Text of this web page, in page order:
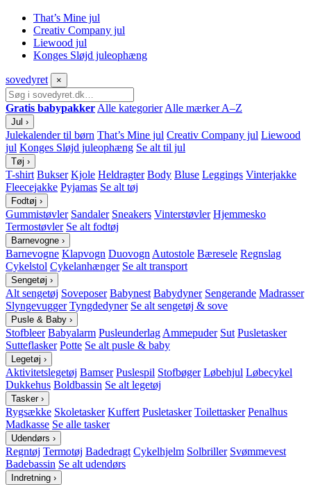
That’s Mine jul
Creativ Company jul
Liewood jul
Konges Sløjd juleophæng
sovedyret ×
Gratis babypakker Alle kategorier Alle mærker A–Z
Jul ›
Julekalender til børn That’s Mine jul Creativ Company jul Liewood
jul Konges Sløjd juleophæng Se alt til jul
Tøj ›
T-shirt Bukser Kjole Heldragter Body Bluse Leggings Vinterjakke
Fleecejakke Pyjamas Se alt tøj
Fodtøj ›
Gummistøvler Sandaler Sneakers Vinterstøvler Hjemmesko
Termostøvler Se alt fodtøj
Barnevogne ›
Barnevogne Klapvogn Duovogn Autostole Bæresele Regnslag
Cykelstol Cykelanhænger Se alt transport
Sengetøj ›
Alt sengetøj Soveposer Babynest Babydyner Sengerande Madrasser
Slyngevugger Tyngdedyner Se alt sengetøj & sove
Pusle & Baby ›
Stofbleer Babyalarm Pusleunderlag Ammepuder Sut Pusletasker
Sutteflasker Potte Se alt pusle & baby
Legetøj ›
Aktivitetslegetøj Bamser Puslespil Stofbøger Løbehjul Løbecykel
Dukkehus Boldbassin Se alt legetøj
Tasker ›
Rygsække Skoletasker Kuffert Pusletasker Toilettasker Penalhus
Madkasse Se alle tasker
Udendørs ›
Regntøj Termotøj Badedragt Cykelhjelm Solbriller Svømmevest
Badebassin Se alt udendørs
Indretning ›